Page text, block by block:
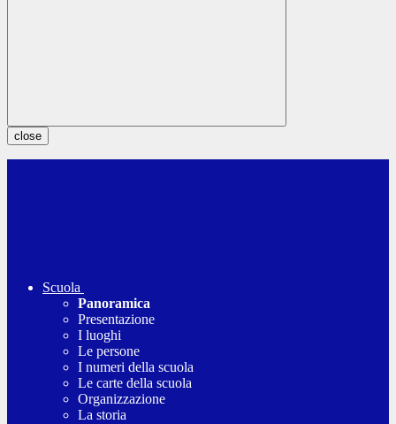
close
Scuola
Panoramica
Presentazione
I luoghi
Le persone
I numeri della scuola
Le carte della scuola
Organizzazione
La storia